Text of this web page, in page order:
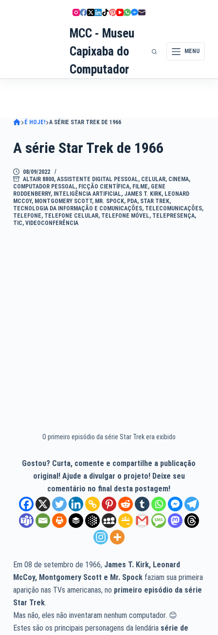
MCC - Museu
Capixaba do
Computador
MENU
É HOJE! A SÉRIE STAR TREK DE 1966
A série Star Trek de 1966
08/09/2022
ALTAIR 8800, ASSISTENTE DIGITAL PESSOAL, CELULAR, CINEMA,
COMPUTADOR PESSOAL, FICÇÃO CIENTÍFICA, FILME, GENE
RODDENBERRY, INTELIGÊNCIA ARTIFICIAL, JAMES T. KIRK, LEONARD
MCCOY, MONTGOMERY SCOTT, MR. SPOCK, PDA, STAR TREK,
TECNOLOGIA DA INFORMAÇÃO E COMUNICAÇÕES, TELECOMUNICAÇÕES,
TELEFONE, TELEFONE CELULAR, TELEFONE MÓVEL, TELEPRESENÇA,
TIC, VIDEOCONFERÊNCIA
O primeiro episódio da série Star Trek era exibido
Gostou? Curta, comente e compartilhe a publicação
original! Ajude a divulgar o projeto! Deixe seu
comentário no final desta postagem!
Em 08 de setembro de 1966, James T. Kirk, Leonard
McCoy, Montgomery Scott e Mr. Spockfaziam sua primeira
aparição nas TVs americanas, no primeiro episódio da série
Star Trek.
Mas não, eles não inventaram nenhum computador. 😊
Estes são os principais personagens da lendária série de